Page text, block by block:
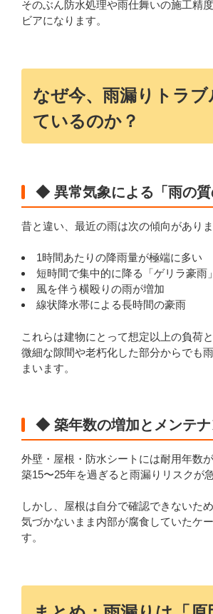
そのぶん防水処理や雨仕舞いの施工精
ビアになります。
なぜ今、雨漏りトラブ
ているのか？
◆ 異常気象による「雨の質
昔と違い、最近の雨は次の傾向がありま
1時間あたりの降雨量が極端に多い
短時間で集中的に降る「ゲリラ豪雨
風を伴う横殴りの雨が増加
線状降水帯による長時間の豪雨
これらは建物にとって想定以上の負荷と
微細な隙間や老朽化した部分からでも
まいます。
◆ 築年数の増加とメンテナ
外壁・屋根・防水シートには耐用年数が
築15〜25年を過ぎると雨漏りリスクが
しかし、屋根は自分で確認できないため
気づかないまま内部が腐食していたケ
す。